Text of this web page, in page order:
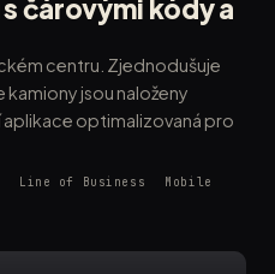
čárovými kódy a
centru. Zjednodušuje
kamiony jsou naloženy
optimalizovaná pro
Line of Business Mobile